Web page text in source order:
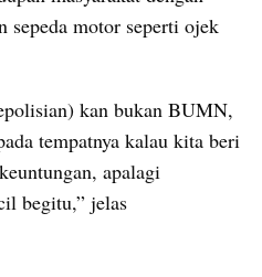
sepeda motor seperti ojek
kan bukan BUMN,
tempatnya kalau kita beri
apalagi
begitu,” jelas